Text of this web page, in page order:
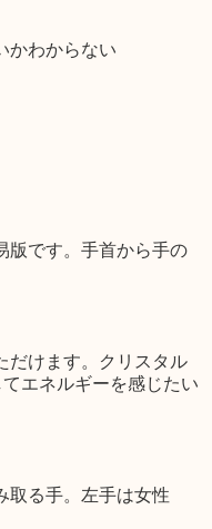
かわからない
版です。手首から手の
だけます。クリスタル
エネルギーを感じたい
取る手。左手は女性